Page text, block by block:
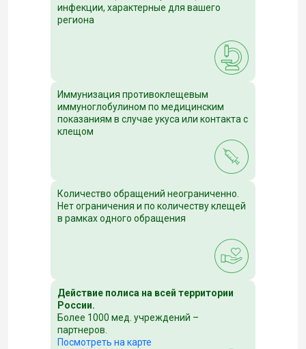
инфекции, характерные для вашего
региона
Иммунизация противоклещевым
иммуноглобулином по медицинским
показаниям в случае укуса или контакта с
клещом
Количество обращений неограниченно.
Нет ограничения и по количеству клещей
в рамках одного обращения
Действие полиса на всей территории
России.
Более 1000 мед. учреждений –
партнеров.
Посмотреть на карте